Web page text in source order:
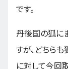
です。
丹後国の狐に
すが、どちら
に対して今回